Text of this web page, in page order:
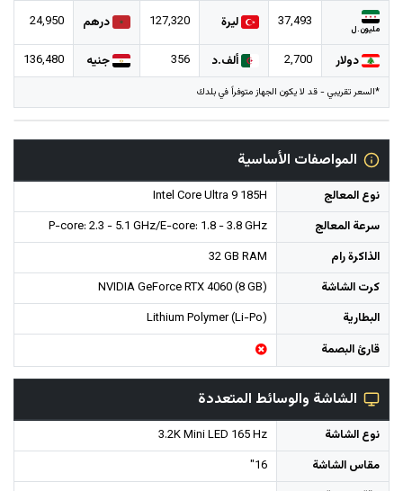
مليون.ل 37,493 ليرة 127,320 درهم 24,950
دولار 2,700 ألف.د 356 جنيه 136,480
*السعر تقريبي - قد لا يكون الجهاز متوفراً في بلدك
المواصفات الأساسية
نوع المعالج
Intel Core Ultra 9 185H
سرعة المعالج
P-core: 2.3 - 5.1 GHz/E-core: 1.8 - 3.8 GHz
الذاكرة رام
32 GB RAM
كرت الشاشة
NVIDIA GeForce RTX 4060 (8 GB)
البطارية
Lithium Polymer (Li-Po)
قارئ البصمة
الشاشة والوسائط المتعددة
نوع الشاشة
3.2K Mini LED 165 Hz
مقاس الشاشة
16"